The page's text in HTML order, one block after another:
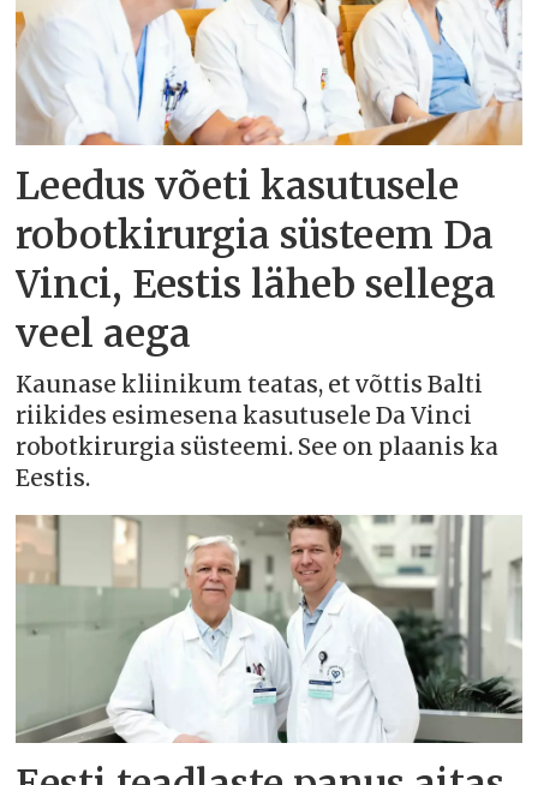
Leedus võeti kasutusele
robotkirurgia süsteem Da
Vinci, Eestis läheb sellega
veel aega
Kaunase kliinikum teatas, et võttis Balti
riikides esimesena kasutusele Da Vinci
robotkirurgia süsteemi. See on plaanis ka
Eestis.